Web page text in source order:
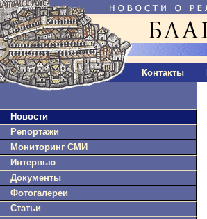
Контакты
Новости
Репортажи
Мониторинг СМИ
Интервью
Документы
Фотогалереи
Статьи